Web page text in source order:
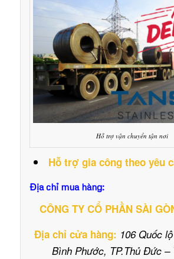
Hỗ trợ vận chuyển tận nơi
Hỗ trợ gia công theo yêu
Địa chỉ mua hàng:
CÔNG TY CỔ PHẦN SÀI
Địa chỉ cửa hàng: 106 Quốc
Bình Phước, TP.Thủ Đức –